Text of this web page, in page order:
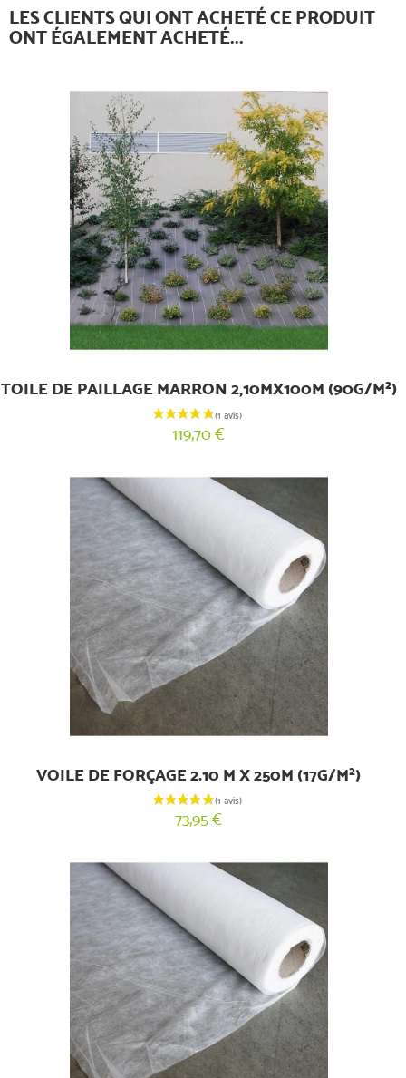
LES CLIENTS QUI ONT ACHETÉ CE PRODUIT
ONT ÉGALEMENT ACHETÉ...
TOILE DE PAILLAGE MARRON 2,10MX100M (90G/M²)
119,70 €
VOILE DE FORÇAGE 2.10 M X 250M (17G/M²)
73,95 €